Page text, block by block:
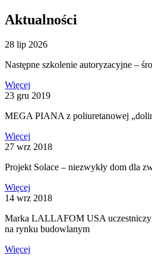
Aktualności
28 lip 2026
Następne szkolenie autoryzacyjne –
Więcej
23 gru 2019
MEGA PIANA z poliuretanowej
Więcej
27 wrz 2018
Projekt Solace – niezwykły dom dla
Więcej
14 wrz 2018
Marka LALLAFOM USA
na rynku budowlanym
Więcej